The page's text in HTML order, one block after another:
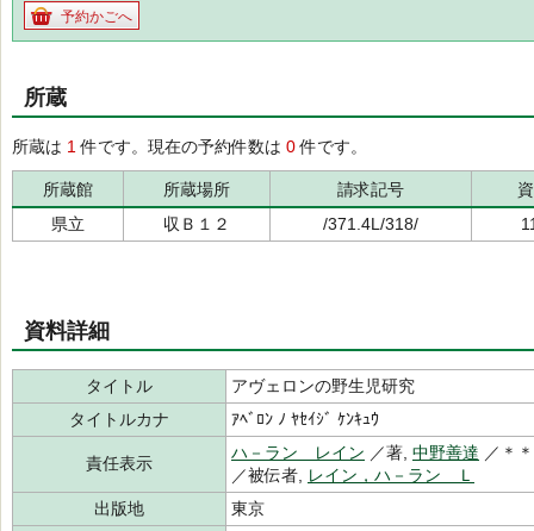
予約かごへ
所蔵
所蔵は 1 件です。現在の予約件数は 0件です。
所蔵館 所蔵場所 請求記号
県立
収Ｂ１２ /371.4L/318/
資料詳細
タイトル
アヴェロンの野生児研究
タイトルカナ
ｱﾍﾞﾛﾝ ﾉ ﾔｾｲｼﾞ ｹﾝｷｭｳ
責任表示
ハ－ラン レイン ／著, 中野善達 ／＊
／被伝者,
レイン，ハ－ラン Ｌ
出版地
東京